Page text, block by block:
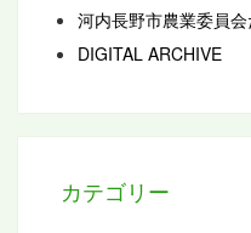
河内長野市農業委員
DIGITAL ARCHIVE
カテゴリー